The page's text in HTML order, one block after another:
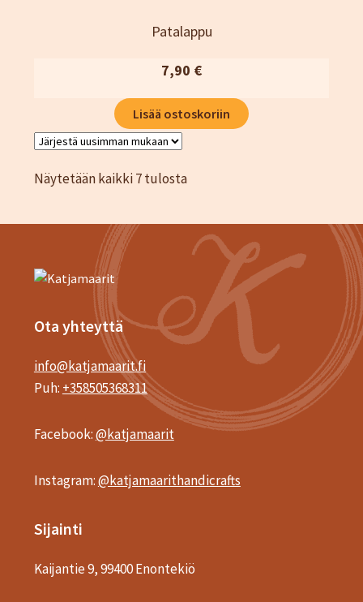
Patalappu
7,90 €
Lisää ostoskoriin
Näytetään kaikki 7 tulostaSorted
latest
Ota yhteyttä
info@katjamaarit.fi
Puh: +358505368311
Facebook:@katjamaarit
Instagram:@katjamaarithandicrafts
Sijainti
Kaijantie 9, 99400 Enontekiö